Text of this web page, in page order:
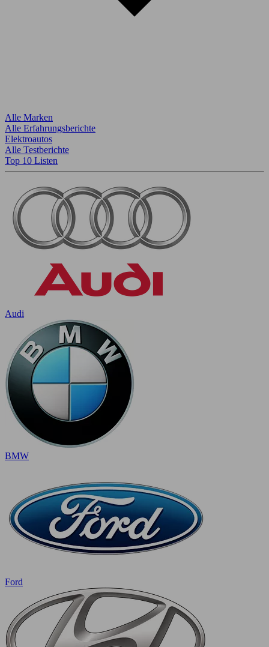
Alle Marken
Alle Erfahrungsberichte
Elektroautos
Alle Testberichte
Top 10 Listen
Audi
BMW
Ford